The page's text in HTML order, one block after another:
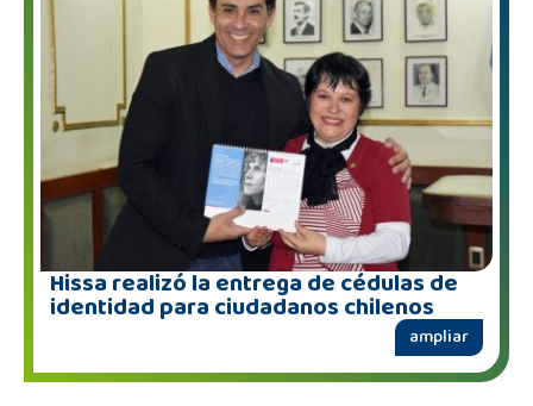
Hissa realizó la entrega de cédulas de
identidad para ciudadanos chilenos
ampliar